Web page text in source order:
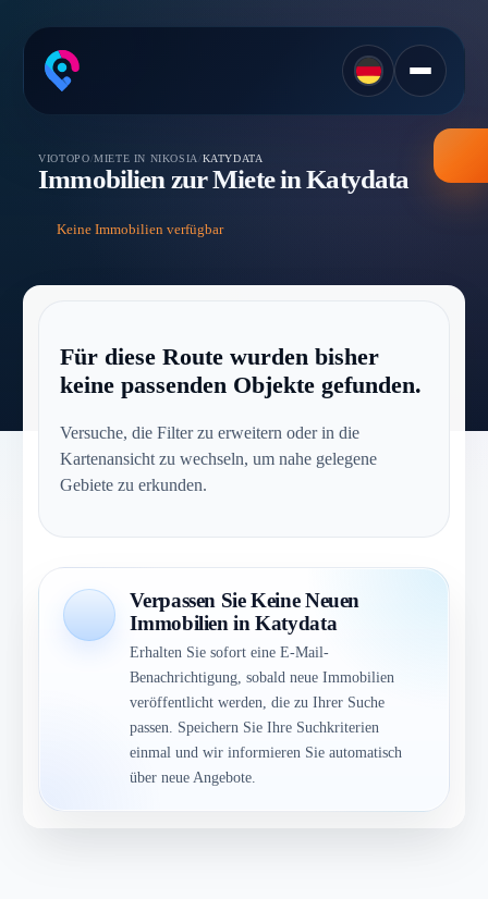
VIOTOPO/MIETE IN NIKOSIA/KATYDATA
Immobilien zur Miete in Katydata
Keine Immobilien verfügbar
Für diese Route wurden bisher
keine passenden Objekte gefunden.
Versuche, die Filter zu erweitern oder in die
Kartenansicht zu wechseln, um nahe gelegene
Gebiete zu erkunden.
Verpassen Sie Keine Neuen
Immobilien in Katydata
Erhalten Sie sofort eine E-Mail-
Benachrichtigung, sobald neue Immobilien
veröffentlicht werden, die zu Ihrer Suche
passen. Speichern Sie Ihre Suchkriterien
einmal und wir informieren Sie automatisch
über neue Angebote.